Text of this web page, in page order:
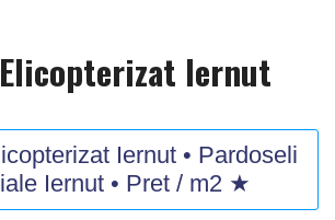
Iernut
Iernut • Pardoseli
Iernut • Pret / m2 ★